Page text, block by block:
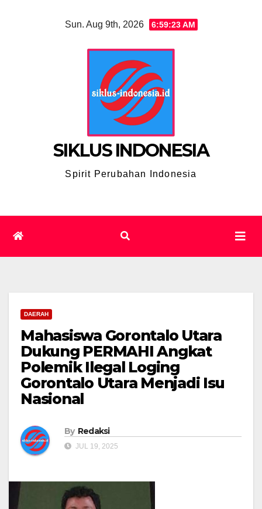
Sun. Aug 9th, 2026 6:59:24 AM
SIKLUS INDONESIA
Spirit Perubahan Indonesia
DAERAH
Mahasiswa Gorontalo Utara
Dukung PERMAHI Angkat
Polemik Ilegal Loging
Gorontalo Utara Menjadi Isu
Nasional
By Redaksi
JUL 19, 2025